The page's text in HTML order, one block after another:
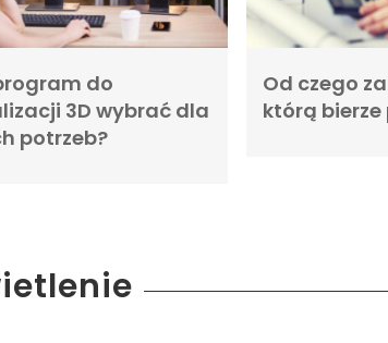
do
3D wybrać dla
potrzeb?
Od czego
którą